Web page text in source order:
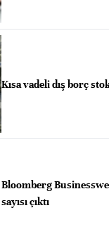
Kısa vadeli dış borç
Bloomberg
sayısı çıktı